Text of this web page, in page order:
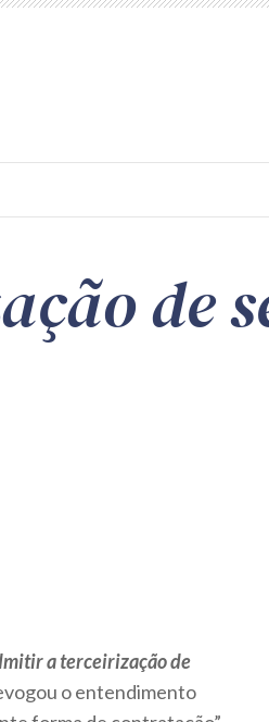
de
a terceirização de
o entendimento